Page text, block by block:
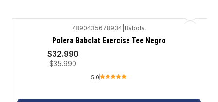
7890435678934 Babolat
Polera Babolat Exercise Tee Negro
$32.990
$35.990
5.0